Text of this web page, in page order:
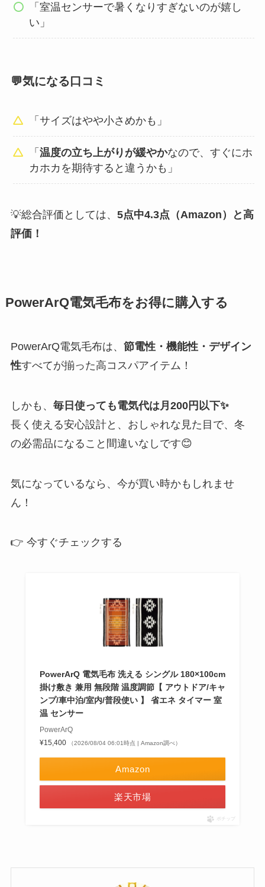
「室温センサーで暑くなりすぎないのが嬉し
い」
💬気になる口コミ
「サイズはやや小さめかも」
「温度の立ち上がりが緩やかなので、すぐにホ
カホカを期待すると違うかも」
💡総合評価としては、 5点中4.3点（Amazon）と高
評価！
PowerArQ電気毛布をお得に購入する
PowerArQ電気毛布は、 節電性・機能性・デザイン
性すべてが揃った高コスパアイテム！
しかも、 毎日使っても電気代は月200円以下✨
長く使える安心設計と、おしゃれな見た目で、冬
の必需品になること間違いなしです😊
気になっているなら、今が買い時かもしれませ
ん！
👉 今すぐチェックする
PowerArQ 電気毛布 洗える シングル 180×100cm
掛け敷き 兼用 無段階 温度調節【 アウトドア/キャ
ンプ/車中泊/室内/普段使い 】 省エネ タイマー 室
温 センサー
PowerArQ
¥15,400
（2026/08/04 06:01時点 | Amazon調べ）
Amazon
楽天市場
ポチップ